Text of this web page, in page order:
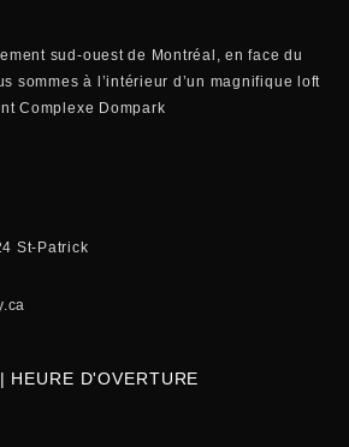
sud-ouest de Montréal, en face du
sommes à l’intérieur d’un magnifique loft
Complexe Dompark
St-Patrick
HEURE D'OVERTURE